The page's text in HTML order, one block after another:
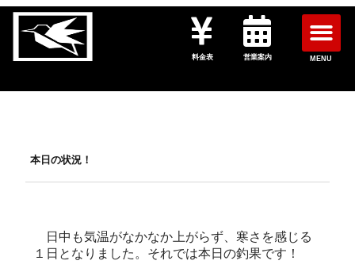
料金表 営業案内 MENU
本日の状況！
日中も気温がなかなか上がらず、寒さを感じる
１日となりました。それでは本日の釣果です！